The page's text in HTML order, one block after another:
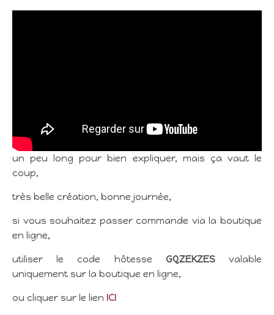
un peu long pour bien expliquer, mais ça vaut le
coup,
très belle création, bonne journée,
si vous souhaitez passer commande via la boutique
en ligne,
utiliser le code hôtesse GQZEKZESvalable
uniquement sur la boutique en ligne,
ou cliquer sur le lien ICI